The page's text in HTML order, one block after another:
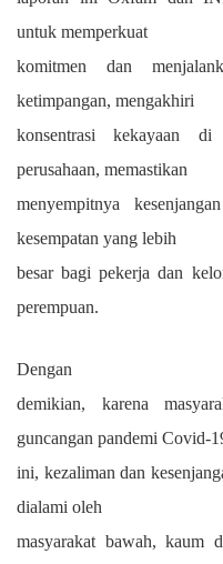
untuk memperkuat
komitmen dan
ketimpangan, mengakhiri
konsentrasi kekayaan
perusahaan, memastikan
menyempitnya
kesempatan yang lebih
besar bagi pekerja dan
perempuan.
Dengan
demikian, karena
guncangan pandemi Covid-
ini, kezaliman dan
dialami oleh
masyarakat bawah, kaum